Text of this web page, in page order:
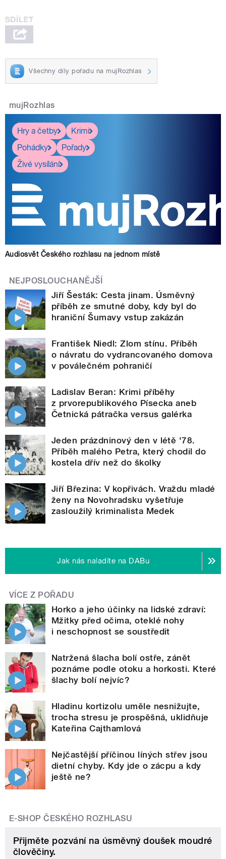
Všechny díly pořadu na mujRozhlas
mujRozhlas
Hry a četby
Krimi
Pohádky
Pořady
Živé vysílání
Audiosvět Českého rozhlasu na jednom místě
NEJPOSLOUCHANĚJŠÍ
Jiří Šesták: Cesta jinam. Úsměvný
příběh ze smutné doby, kdy byl do
hraniční Šumavy vstup zakázán
František Niedl: Zlom stínu. Příběh
o návratu do vydrancovaného domova
v poválečném pohraničí
Ladislav Beran: Krimi příběhy
z prvorepublikového Písecka aneb
Četnická pátračka versus galérka
Jeden prázdninový den v létě '78.
Příběh malého Petra, který chodil do
kostela dřív než do školky
Jiří Březina: V kopřivách. Vraždu mladé
ženy na Novohradsku vyšetřuje
zasloužilý kriminalista Medek
Jak nás naladíte na DABu
VÍCE Z POŘADU
Horko a jeho účinky na lidské zdraví:
Mžitky před očima, oteklé nohy
i neschopnost se soustředit
Natržená šlacha bolí ostře, zánět
poznáme podle otoku a horkosti. Které
šlachy bolí nejvíc?
Hladinu kortizolu uměle nesnižujte,
trocha stresu je prospěšná, uklidňuje
Kateřina Cajthamlová
Nejčastější příčinou líných střev jsou
dietní chyby. Kdy jde o zácpu a kdy
ještě ne?
E-SHOP ČESKÉHO ROZHLASU
Přijměte pozvání na úsměvný doušek moudré
člověčiny.